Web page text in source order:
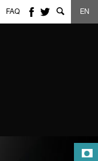
FAQ EN